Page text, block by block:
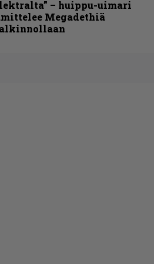
– huippu-uimari
Megadethiä